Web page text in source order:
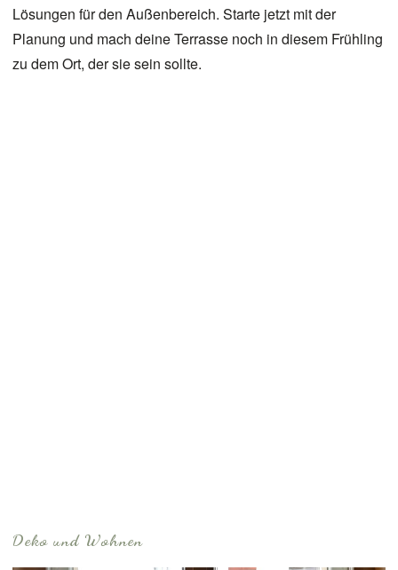
Lösungen für den Außenbereich. Starte jetzt mit der
Planung und mach deine Terrasse noch in diesem Frühling
zu dem Ort, der sie sein sollte.
Deko und Wohnen